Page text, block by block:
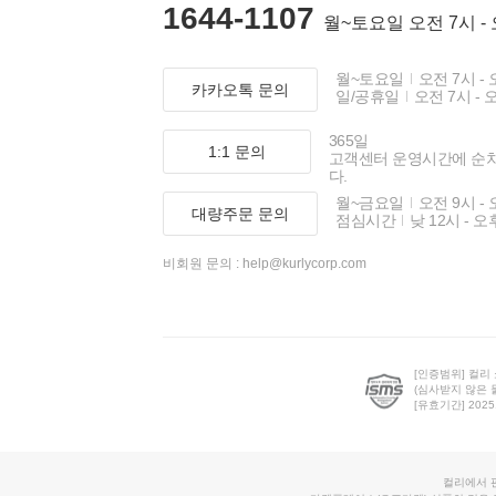
1644-1107 월~토요일 오전 7시 -
카카오톡 문의
월~토요일
오전 7시 -
일/공휴일
오전 7시 -
1:1 문의
365일
고객센터 운영시간에 순
다.
대량주문 문의
월~금요일
오전 9시 -
점심시간
낮 12시 - 오
비회원 문의 : help@kurlycorp.com
[인증범위] 컬리
(심사받지 않은
[유효기간]
컬리에서